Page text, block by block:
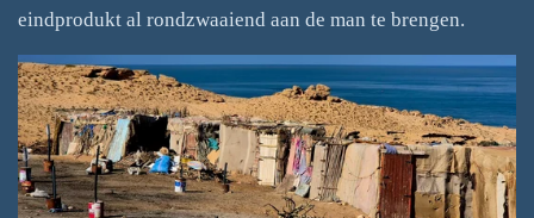
eindprodukt al rondzwaaiend aan de man te brengen.